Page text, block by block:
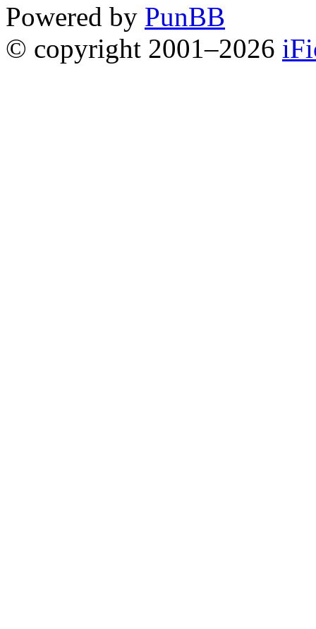
Powered by PunBB
© copyright 2001–2026